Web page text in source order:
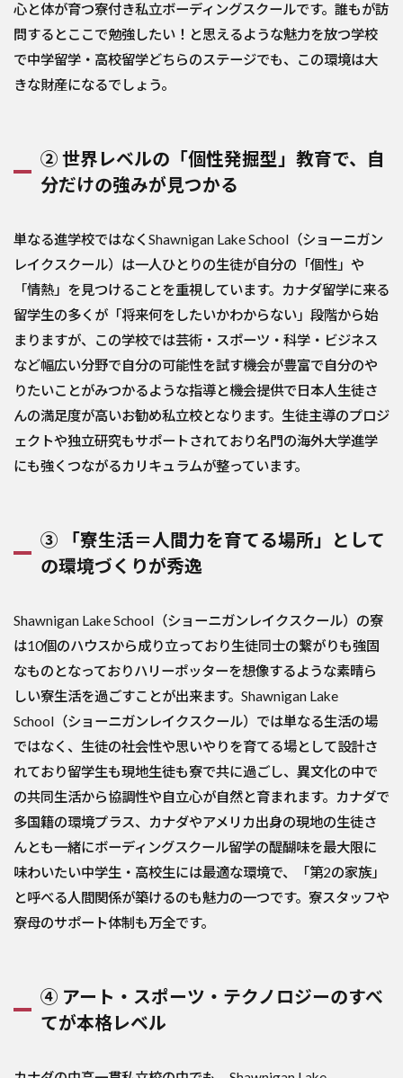
心と体が育つ寮付き私立ボーディングスクールです。誰もが訪
問するとここで勉強したい！と思えるような魅力を放つ学校
で中学留学・高校留学どちらのステージでも、この環境は大
きな財産になるでしょう。
② 世界レベルの「個性発掘型」教育で、自
分だけの強みが見つかる
単なる進学校ではなくShawnigan Lake School（ショーニガン
レイクスクール）は一人ひとりの生徒が自分の「個性」や
「情熱」を見つけることを重視しています。カナダ留学に来る
留学生の多くが「将来何をしたいかわからない」段階から始
まりますが、この学校では芸術・スポーツ・科学・ビジネス
など幅広い分野で自分の可能性を試す機会が豊富で自分のや
りたいことがみつかるような指導と機会提供で日本人生徒さ
んの満足度が高いお勧め私立校となります。生徒主導のプロジ
ェクトや独立研究もサポートされており名門の海外大学進学
にも強くつながるカリキュラムが整っています。
③ 「寮生活＝人間力を育てる場所」として
の環境づくりが秀逸
Shawnigan Lake School（ショーニガンレイクスクール）の寮
は10個のハウスから成り立っており生徒同士の繋がりも強固
なものとなっておりハリーポッターを想像するような素晴ら
しい寮生活を過ごすことが出来ます。Shawnigan Lake
School（ショーニガンレイクスクール）では単なる生活の場
ではなく、生徒の社会性や思いやりを育てる場として設計さ
れており留学生も現地生徒も寮で共に過ごし、異文化の中で
の共同生活から協調性や自立心が自然と育まれます。カナダで
多国籍の環境プラス、カナダやアメリカ出身の現地の生徒さ
んとも一緒にボーディングスクール留学の醍醐味を最大限に
味わいたい中学生・高校生には最適な環境で、「第2の家族」
と呼べる人間関係が築けるのも魅力の一つです。寮スタッフや
寮母のサポート体制も万全です。
④ アート・スポーツ・テクノロジーのすべ
てが本格レベル